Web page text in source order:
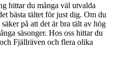
hittar du många väl utvalda
bästa tältet för just dig. Om du
på att det är bra tält av hög
säsonger. Hos oss hittar du
Fjällräven och flera olika